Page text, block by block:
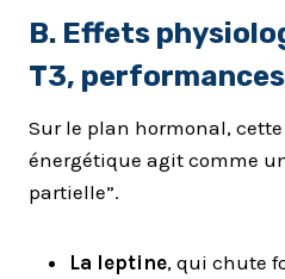
B. Effets
T3, performances
Sur le plan hormonal,
énergétique agit comme
partielle”.
La leptine, qui chute